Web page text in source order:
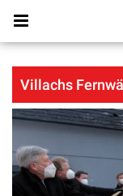
Villachs